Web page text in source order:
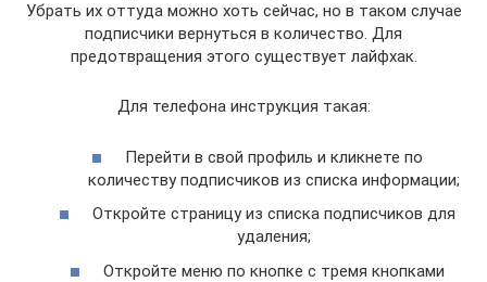
Убрать их оттуда можно хоть сейчас, но в таком случае
подписчики вернуться в количество. Для
предотвращения этого существует лайфхак.
Для телефона инструкция такая:
Перейти в свой профиль и кликнете по
количеству подписчиков из списка информации;
Откройте страницу из списка подписчиков для
удаления;
Откройте меню по кнопке с тремя кнопками